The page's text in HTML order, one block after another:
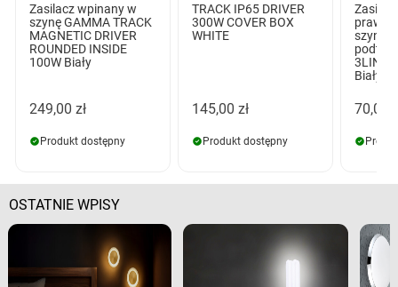
Zasilacz wpinany w
szynę GAMMA TRACK
MAGNETIC DRIVER
ROUNDED INSIDE
100W Biały
249,00 zł
Produkt dostępny
TRACK IP65 DRIVER
300W COVER BOX
WHITE
145,00 zł
Produkt dostępny
prawe
3LINE
Biały
70,00
OSTATNIE WPISY